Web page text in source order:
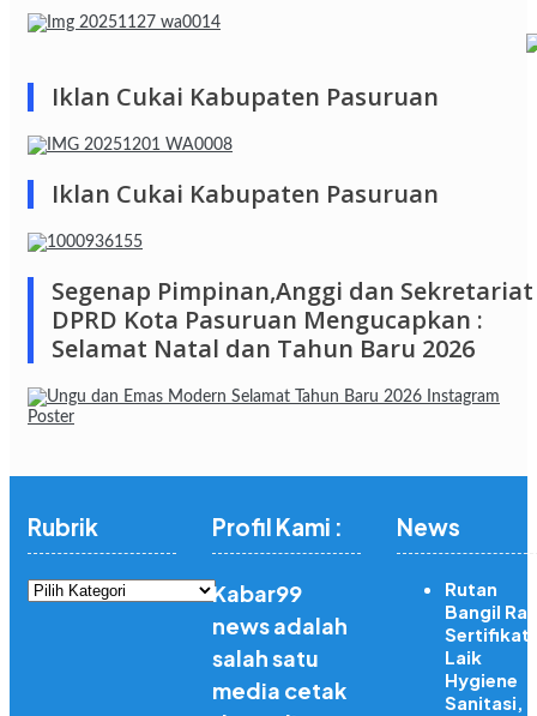
Iklan Cukai Kabupaten Pasuruan
Iklan Cukai Kabupaten Pasuruan
Segenap Pimpinan,Anggi dan Sekretariat
DPRD Kota Pasuruan Mengucapkan :
Selamat Natal dan Tahun Baru 2026
Rubrik
Rubrik
Profil Kami :
Kabar99
news adalah
salah satu
media cetak
News
Rutan
Bangil
Sertifikat
Laik
Hygiene
Sanitasi,